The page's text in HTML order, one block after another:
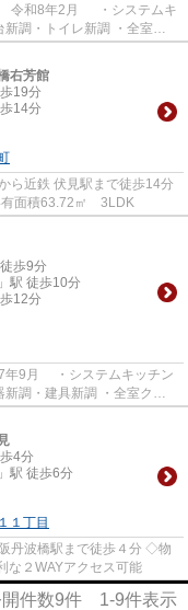
令和8年2月 ・システムキ
調・トイレ新調 ・全室ク
...
右芳館
19分
14分
ら近鉄 伏見駅まで徒歩14分
面積63.72㎡ 3LDK
徒歩9分
」駅 徒歩10分
12分
年9月 ・システムキッチン
調・建具新調 ・全室クロ
...
4分
」駅 徒歩6分
１丁目
丹波橋駅まで徒歩４分 ◇物
な２WAYアクセス可能
件数9件 1-9件表示